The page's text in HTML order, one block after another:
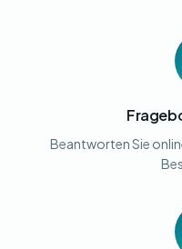
Beantworten Sie